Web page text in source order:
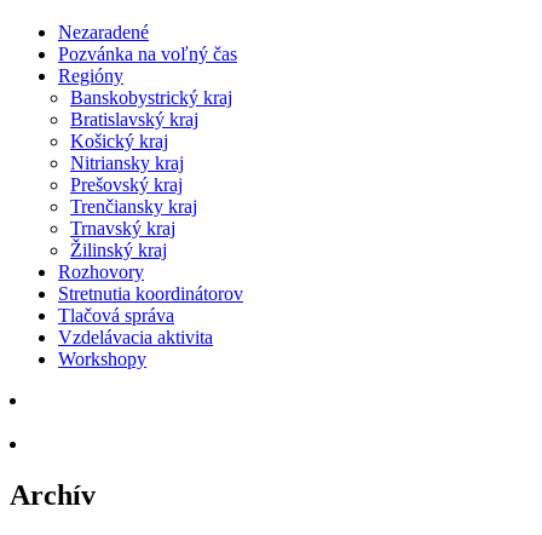
Nezaradené
Pozvánka na voľný čas
Regióny
Banskobystrický kraj
Bratislavský kraj
Košický kraj
Nitriansky kraj
Prešovský kraj
Trenčiansky kraj
Trnavský kraj
Žilinský kraj
Rozhovory
Stretnutia koordinátorov
Tlačová správa
Vzdelávacia aktivita
Workshopy
Archív